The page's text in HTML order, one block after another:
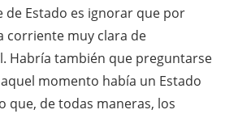
de Estado es ignorar que por
corriente muy clara de
Habría también que preguntarse
momento había un Estado
que, de todas maneras, los